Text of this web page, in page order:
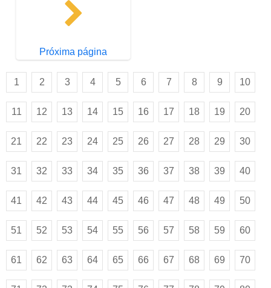
Próxima página
1 2 3 4 5 6 7 8 9 10
11 12 13 14 15 16 17 18 19 20
21 22 23 24 25 26 27 28 29 30
31 32 33 34 35 36 37 38 39 40
41 42 43 44 45 46 47 48 49 50
51 52 53 54 55 56 57 58 59 60
61 62 63 64 65 66 67 68 69 70